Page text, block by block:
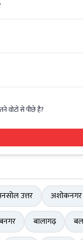
वोटों से पीछे है?
उत्तर
अशोकनगर
बालागढ़